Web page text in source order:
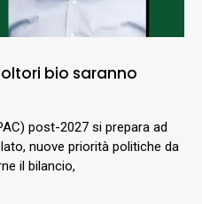
bio saranno
post-2027 si prepara ad
nuove priorità politiche da
il bilancio,